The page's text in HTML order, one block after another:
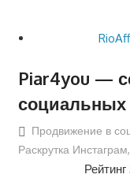
Piar4you —
социальных
Продвижение в
Раскрутка Инстаграм,
Рейтинг